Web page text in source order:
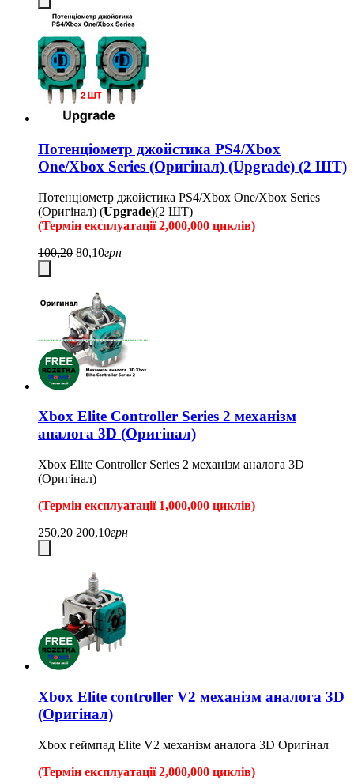
Потенціометр джойстика PS4/Xbox
One/Xbox Series (Оригінал) (Upgrade) (2 ШТ)
Потенціометр джойстика PS4/Xbox One/Xbox Series
(Оригінал) (Upgrade)(2 ШТ)
(Термін експлуатації 2,000,000 циклів)
100,20 80,10грн
Xbox Elite Controller Series 2 механізм
аналога 3D (Оригінал)
Xbox Elite Controller Series 2 механізм аналога 3D
(Оригінал)
(Термін експлуатації 1,000,000 циклів)
250,20 200,10грн
Xbox Elite controller V2 механізм аналога 3D
(Оригінал)
Xbox геймпад Elite V2 механізм аналога 3D Оригінал
(Термін експлуатації 2,000,000 циклів)